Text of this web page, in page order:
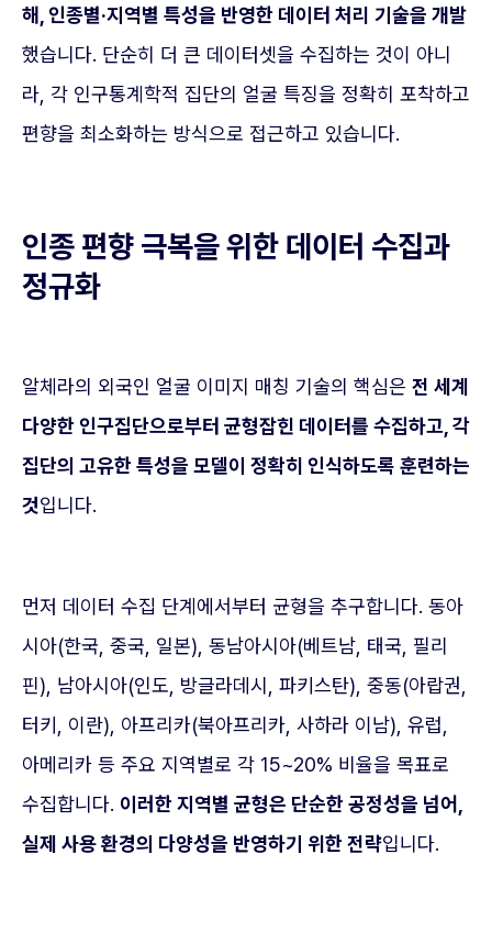
해, 인종별·지역별 특성을 반영한 데이터 처리 기술을 개발
했습니다. 단순히 더 큰 데이터셋을 수집하는 것이 아니
라, 각 인구통계학적 집단의 얼굴 특징을 정확히 포착하고
편향을 최소화하는 방식으로 접근하고 있습니다.
인종 편향 극복을 위한 데이터 수집과
정규화
알체라의 외국인 얼굴 이미지 매칭 기술의 핵심은 전 세계
다양한 인구집단으로부터 균형잡힌 데이터를 수집하고, 각
집단의 고유한 특성을 모델이 정확히 인식하도록 훈련하는
것입니다.
먼저 데이터 수집 단계에서부터 균형을 추구합니다. 동아
시아(한국, 중국, 일본), 동남아시아(베트남, 태국, 필리
핀), 남아시아(인도, 방글라데시, 파키스탄), 중동(아랍권,
터키, 이란), 아프리카(북아프리카, 사하라 이남), 유럽,
아메리카 등 주요 지역별로 각 15~20% 비율을 목표로
수집합니다. 이러한 지역별 균형은 단순한 공정성을 넘어,
실제 사용 환경의 다양성을 반영하기 위한 전략입니다.